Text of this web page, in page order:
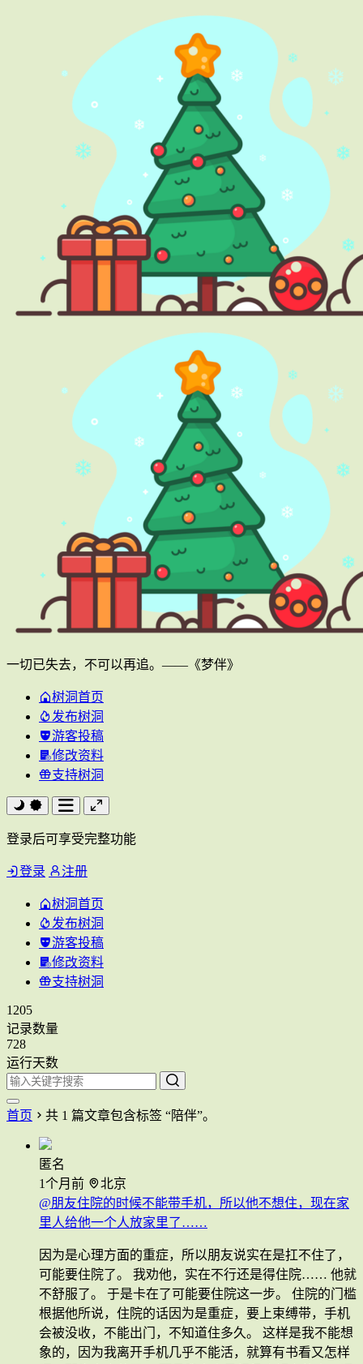
一切已失去，不可以再追。——《梦伴》
树洞首页
发布树洞
游客投稿
修改资料
支持树洞
登录后可享受完整功能
登录 注册
树洞首页
发布树洞
游客投稿
修改资料
支持树洞
1205
记录数量
728
运行天数
首页 共 1 篇文章包含标签 “陪伴”。
匿名
1个月前
北京
@朋友住院的时候不能带手机，所以他不想住，现在家
里人给他一个人放家里了……
因为是心理方面的重症，所以朋友说实在是扛不住了，
可能要住院了。 我劝他，实在不行还是得住院…… 他就
不舒服了。 于是卡在了可能要住院这一步。 住院的门槛
根据他所说，住院的话因为是重症，要上束缚带，手机
会被没收，不能出门，不知道住多久。 这样是我不能想
象的，因为我离开手机几乎不能活，就算有书看又怎样